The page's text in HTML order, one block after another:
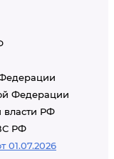
Федерации
власти РФ
РФ
01.07.2026